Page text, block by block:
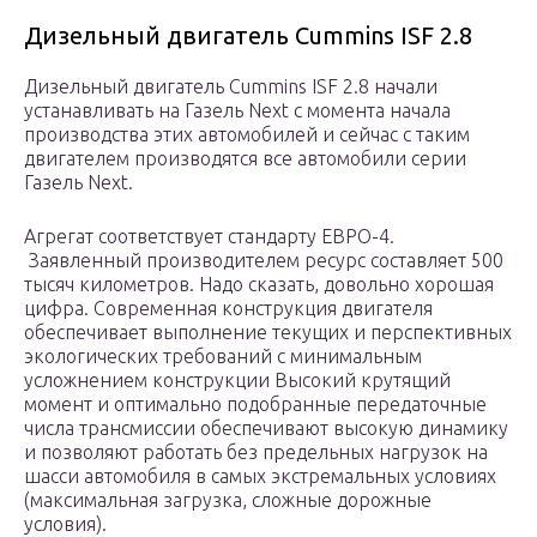
Дизельный двигатель Cummins ISF 2.8
Дизельный двигатель Cummins ISF 2.8 начали
устанавливать на Газель Next с момента начала
производства этих автомобилей и сейчас с таким
двигателем производятся все автомобили серии
Газель Next.
Агрегат соответствует стандарту ЕВРО-4.
Заявленный производителем ресурс составляет 500
тысяч километров. Надо сказать, довольно хорошая
цифра. Современная конструкция двигателя
обеспечивает выполнение текущих и перспективных
экологических требований с минимальным
усложнением конструкции Высокий крутящий
момент и оптимально подобранные передаточные
числа трансмиссии обеспечивают высокую динамику
и позволяют работать без предельных нагрузок на
шасси автомобиля в самых экстремальных условиях
(максимальная загрузка, сложные дорожные
условия).